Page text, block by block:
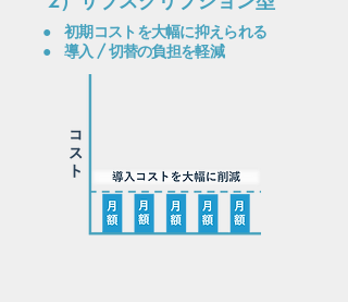
●
​●
初期コストを大幅に抑えられる
​導入 / 切替の負担を軽減